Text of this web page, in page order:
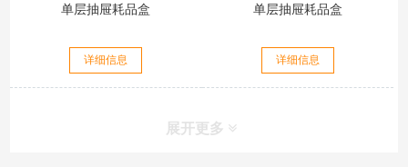
单层抽屉耗品盒
详细信息
单层抽屉耗品盒
详细信息
展开更多